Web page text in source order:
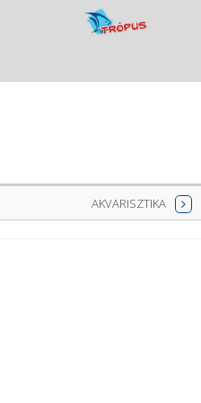
AKVARISZTIKA